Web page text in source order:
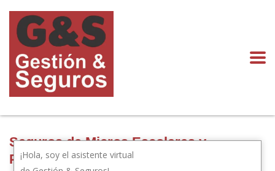
Seguros de Micros Escolares y
Particulares
¡Hola, soy el asistente virtual